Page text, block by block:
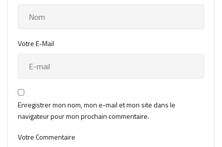
Votre E-Mail
Enregistrer mon nom, mon e-mail et mon site dans le
navigateur pour mon prochain commentaire.
Votre Commentaire